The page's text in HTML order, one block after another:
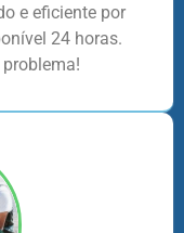
e eficiente por
24 horas.